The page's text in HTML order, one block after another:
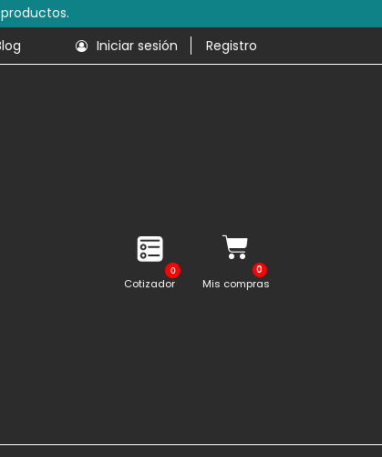
Iniciar sesión Registro
0
Cotizador Mis compras